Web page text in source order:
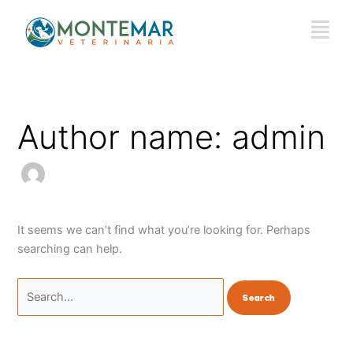
content
Author name: admin
It seems we can’t find what you’re looking for. Perhaps
searching can help.
for: